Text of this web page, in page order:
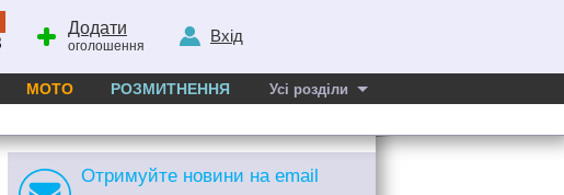
Додати
оголошення
Вхід
МОТО РОЗМИТНЕННЯ Усі розділи
Отримуйте новини на email